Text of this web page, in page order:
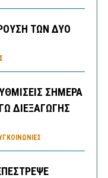
ΤΩΝ ΔΥΟ
ΣΗΜΕΡΑ
ΔΙΕΞΑΓΩΓΗΣ